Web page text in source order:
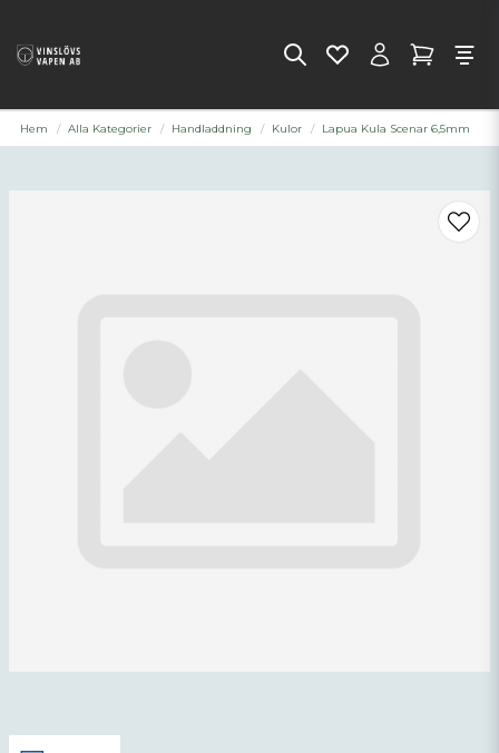
Hem Alla Kategorier Handladdning Kulor Lapua Kula Scenar 6,5mm